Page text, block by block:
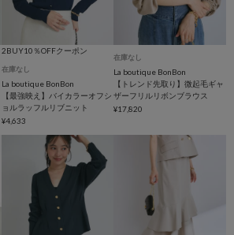
2BUY10％OFFクーポン
在庫なし
La boutique BonBon
【最強映え】バイカラーオフシ
ョルラッフルリブニット
¥4,633
在庫なし
La boutique BonBon
【トレンド先取り】微起毛ギャ
ザーフリルリボンブラウス
¥17,820